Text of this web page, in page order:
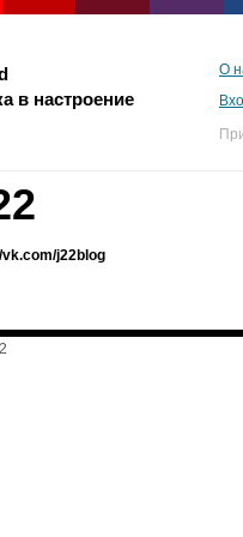
в настроение
О
vk.com/j22blog